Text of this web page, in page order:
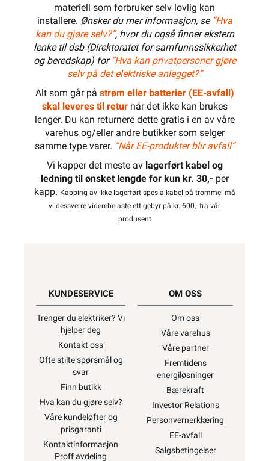
materiell som forbruker selv lovlig kan
installere. Ønsker du mer informasjon, se ”Hva
kan du gjøre selv?”, hvor du også finner ekstern
lenke til dsb (Direktoratet for samfunnssikkerhet
og beredskap) for “Hva kan privatpersoner gjøre
selv på det elektriske anlegget?”
Alt som går på strøm eller batterier (EE-avfall)
skal leveres til returnår det ikke kan brukes
lenger. Du kan returnere dette gratis i en av våre
varehus og/eller andre butikker som selger
samme type varer. “Når EE-produkter blir avfall”
Vi kapper det meste av lagerført kabel og
ledning til ønsket lengde for kun kr. 30,-per
kapp. Kapping av ikke lagerført spesialkabel på trommel må
vi dessverre viderebelaste ett gebyr på kr. 600,- fra vår
produsent
KUNDESERVICE
Trenger du elektriker? Vi
hjelper deg
Kontakt oss
Ofte stilte spørsmål og
svar
Finn butikk
Hva kan du gjøre selv?
Våre kundeløfter og
prisgaranti
Kontaktinformasjon
Proff avdeling
OM OSS
Om oss
Våre varehus
Våre partner
Fremtidens
energiløsninger
Bærekraft
Investor Relations
Personvernerklæring
EE-avfall
Salgsbetingelser